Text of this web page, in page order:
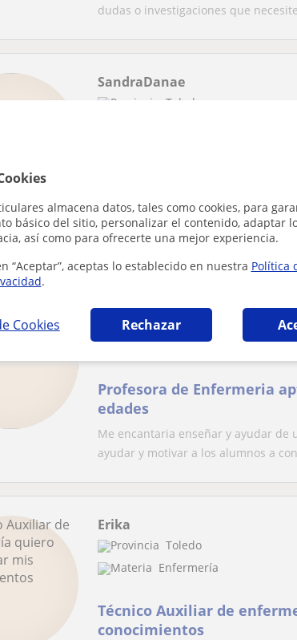
almacena datos, tales como cookies, para
básico del sitio, personalizar el contenido, adaptar
así como para ofrecerte una mejor experiencia.
“Aceptar”, aceptas lo establecido en nuestra Política
.
Cookies Rechazar
dudas o investigaciones que
SandraDanae
Toledo
TCAE ofrece apoyo
primaria, la ESO, y tcae o
Aplico las técnicas de estudio para
funcionamiento de la memoria y
Toledo
Enfermería
Profesora de Enfermeria
edades
Me encantaria enseñar y ayudar de
ayudar y motivar a los alumnos a
Erika
Toledo
Enfermería
Técnico Auxiliar de
conocimientos